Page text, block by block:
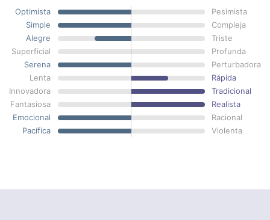
Optimista
Pesimista
Simple
Compleja
Alegre
Triste
Superficial
Profunda
Serena
Perturbadora
Lenta
Rápida
Innovadora
Tradicional
Fantasiosa
Realista
Emocional
Racional
Pacífica
Violenta